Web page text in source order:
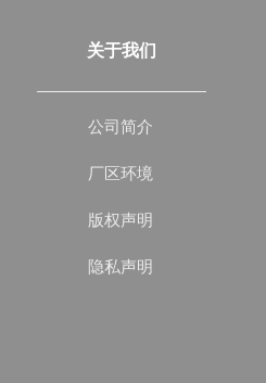
关于我们
公司简介
厂区环境
版权声明
隐私声明